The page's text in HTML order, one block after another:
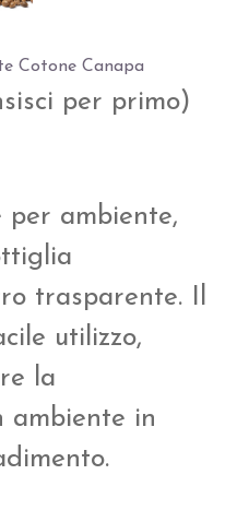
Cotone Canapa
per primo)
ambiente,
trasparente. Il
utilizzo,
la
ambiente in